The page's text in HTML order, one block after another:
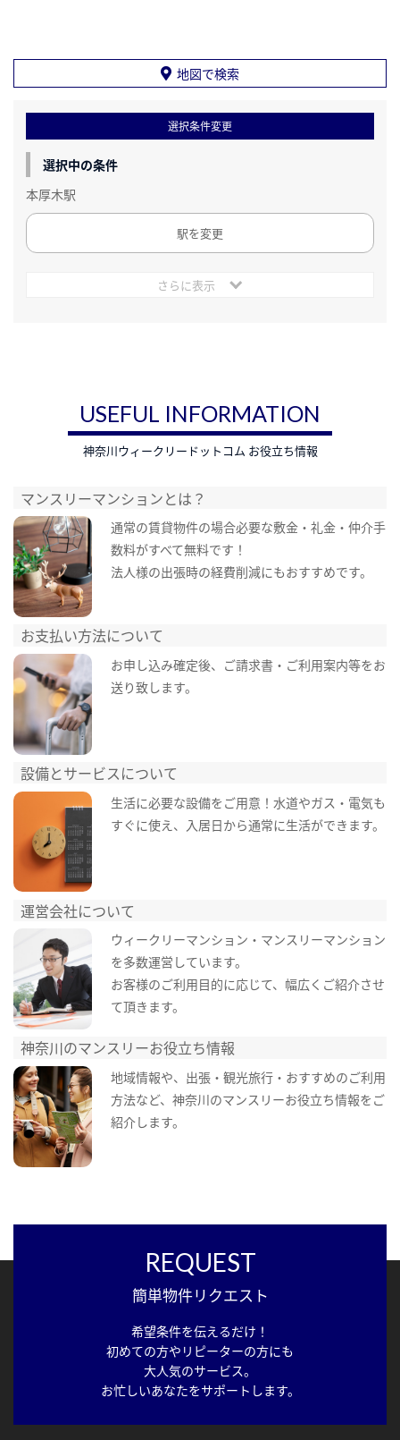
地図で検索
選択条件変更
選択中の条件
本厚木駅
駅を変更
さらに表示
USEFUL INFORMATION
神奈川ウィークリードットコム お役立ち情報
マンスリーマンションとは？
通常の賃貸物件の場合必要な敷金・礼金・仲介手
数料がすべて無料です！
法人様の出張時の経費削減にもおすすめです。
お支払い方法について
お申し込み確定後、ご請求書・ご利用案内等をお
送り致します。
設備とサービスについて
生活に必要な設備をご用意！水道やガス・電気も
すぐに使え、入居日から通常に生活ができます。
運営会社について
ウィークリーマンション・マンスリーマンション
を多数運営しています。
お客様のご利用目的に応じて、幅広くご紹介させ
て頂きます。
神奈川のマンスリーお役立ち情報
地域情報や、出張・観光旅行・おすすめのご利用
方法など、神奈川のマンスリーお役立ち情報をご
紹介します。
REQUEST
簡単物件リクエスト
希望条件を伝えるだけ！
初めての方やリピーターの方にも
大人気のサービス。
お忙しいあなたをサポートします。